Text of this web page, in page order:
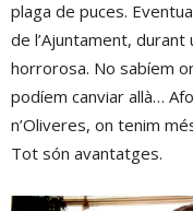
plaga de puces.
de l’Ajuntament,
horrorosa. No sabíem
podíem canviar allà…
n’Oliveres, on tenim
Tot són avantatges.